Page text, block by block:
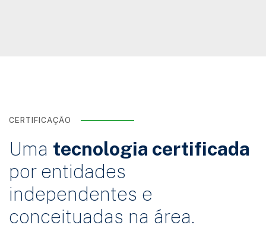
CERTIFICAÇÃO
Uma tecnologia certificada
por entidades
independentes e
conceituadas na área.